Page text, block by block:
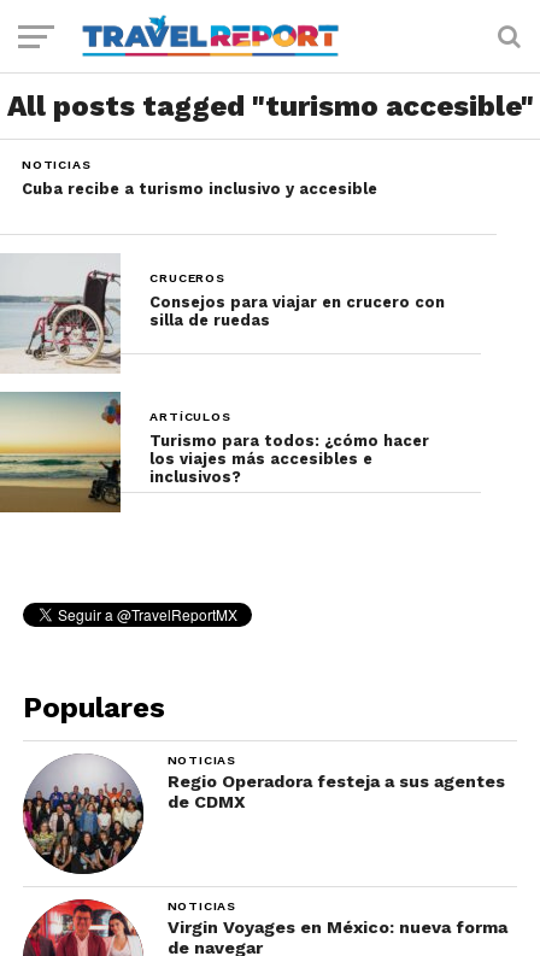
All posts tagged "turismo accesible"
NOTICIAS
Cuba recibe a turismo inclusivo y accesible
CRUCEROS
Consejos para viajar en crucero con
silla de ruedas
ARTÍCULOS
Turismo para todos: ¿cómo hacer
los viajes más accesibles e
inclusivos?
Populares
NOTICIAS
Regio Operadora festeja a sus agentes
de CDMX
NOTICIAS
Virgin Voyages en México: nueva forma
de navegar